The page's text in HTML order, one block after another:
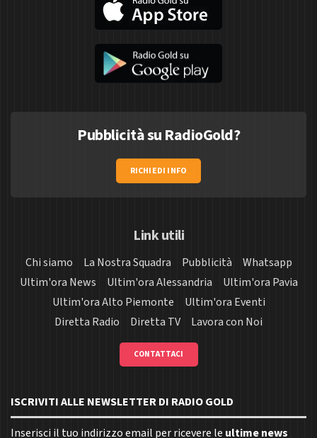
Pubblicità su RadioGold?
RICHIEDI INFO
Link utili
Chi siamo La Nostra Squadra Pubblicità
Whatsapp
Ultim'ora News
Ultim'ora Alessandria
Ultim'ora Pavia
Ultim'ora Alto Piemonte
Ultim'ora Eventi
Diretta Radio
Diretta TV Lavora con Noi
CONTATTACI
ISCRIVITI ALLE NEWSLETTER DI RADIO GOLD
Inserisci il tuo indirizzo email per ricevere le ultime news